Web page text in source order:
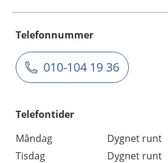
Telefonnummer
010-104 19 36
Telefontider
Måndag
Dygnet runt
Tisdag
Dygnet runt